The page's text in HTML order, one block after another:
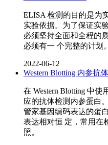
ELISA 检测的目的是为
实验依据。为了保证实
必须坚持全面和全程的
必须有一 个完整的计划。
2022-06-12
Western Blotting 内参抗
在 Western Blotting 中
应的抗体检测内参蛋白
管家基因编码表达的蛋
表达相对恒 定，常用在
照。